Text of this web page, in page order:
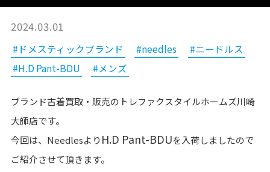
2024.03.01
#ドメスティックブランド #needles
#ニードルス
#H.D Pant-BDU
#メンズ
ブランド古着買取・販売のトレファクスタイルホームズ川崎
大師店です。
今回は、Needlesより H.D Pant-BDUを入荷しましたので
ご紹介させて頂きます。